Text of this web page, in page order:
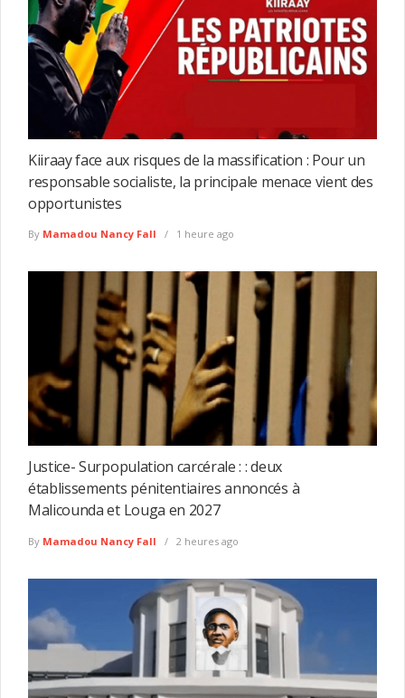
Kiiraay face aux risques de la massification : Pour un
responsable socialiste, la principale menace vient des
opportunistes
By Mamadou Nancy Fall 1 heure ago
Justice- Surpopulation carcérale : : deux
établissements pénitentiaires annoncés à
Malicounda et Louga en 2027
By Mamadou Nancy Fall 2 heures ago